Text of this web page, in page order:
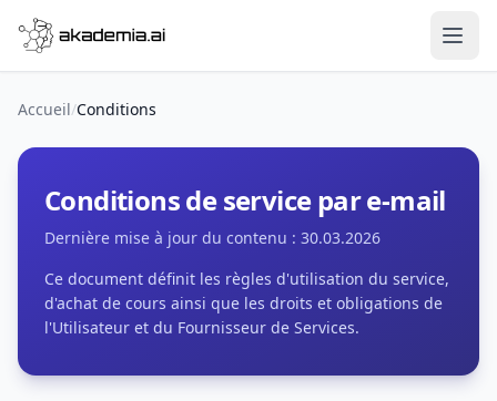
Aller au contenu
Accueil/Conditions
Conditions de service par e-mail
Dernière mise à jour du contenu : 30.03.2026
Ce document définit les règles d'utilisation du service,
d'achat de cours ainsi que les droits et obligations de
l'Utilisateur et du Fournisseur de Services.